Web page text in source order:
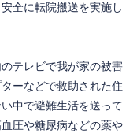
全に転院搬送を実施し
テレビで我が家の被害
ーなどで救助された住
中で避難生活を送って
圧や糖尿病などの薬や